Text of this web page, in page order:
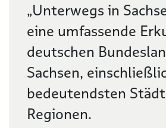
„Unterwegs in
eine umfassende
deutschen
Sachsen,
bedeutendsten
Regionen.